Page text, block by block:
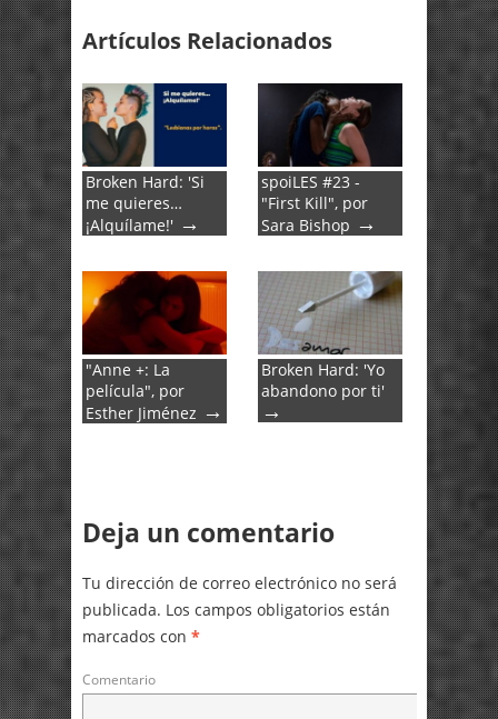
Artículos Relacionados
Broken Hard: 'Si
me quieres…
¡Alquílame!' →
spoiLES #23 -
"First Kill", por
Sara Bishop →
"Anne +: La
película", por
Esther Jiménez →
Broken Hard: 'Yo
abandono por ti'
→
Deja un comentario
Tu dirección de correo electrónico no será
publicada. Los campos obligatorios están
marcados con *
Comentario